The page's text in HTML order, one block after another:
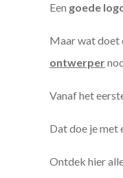
Een goede
Maar wat doet
ontwerper
Vanaf het
Dat doe je met
Ontdek hier